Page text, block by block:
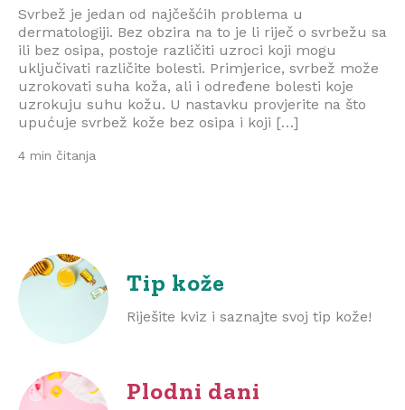
Svrbež je jedan od najčešćih problema u
dermatologiji. Bez obzira na to je li riječ o svrbežu sa
ili bez osipa, postoje različiti uzroci koji mogu
uključivati različite bolesti. Primjerice, svrbež može
uzrokovati suha koža, ali i određene bolesti koje
uzrokuju suhu kožu. U nastavku provjerite na što
upućuje svrbež kože bez osipa i koji […]
4 min čitanja
Tip kože
Riješite kviz i saznajte svoj tip kože!
Plodni dani